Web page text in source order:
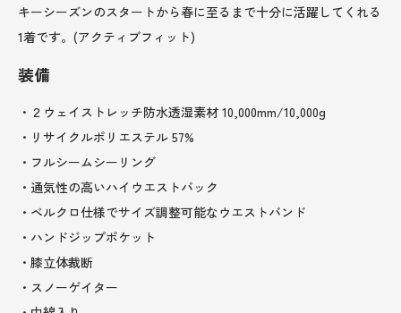
キーシーズンのスタートから春に至るまで十分に活躍してくれる
1着です。(アクティブフィット)
装備
・２ウェイストレッチ防水透湿素材 10,000mm/10,000g
・リサイクルポリエステル 57%
・フルシームシーリング
・通気性の高いハイウエストバック
・ベルクロ仕様でサイズ調整可能なウエストバンド
・ハンドジップポケット
・膝立体裁断
・スノーゲイター